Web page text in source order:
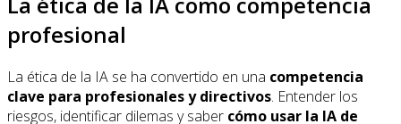
profesional
La ética de la IA se ha convertido en una competencia
clave para profesionales y directivos. Entender los
riesgos, identificar dilemas y saber cómo usar la IA de